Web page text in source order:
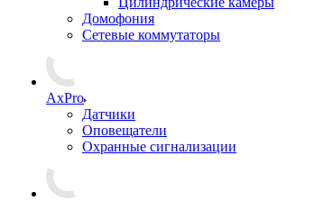
Домофония
Сетевые коммутаторы
AxPro
Датчики
Оповещатели
Охранные сигнализации